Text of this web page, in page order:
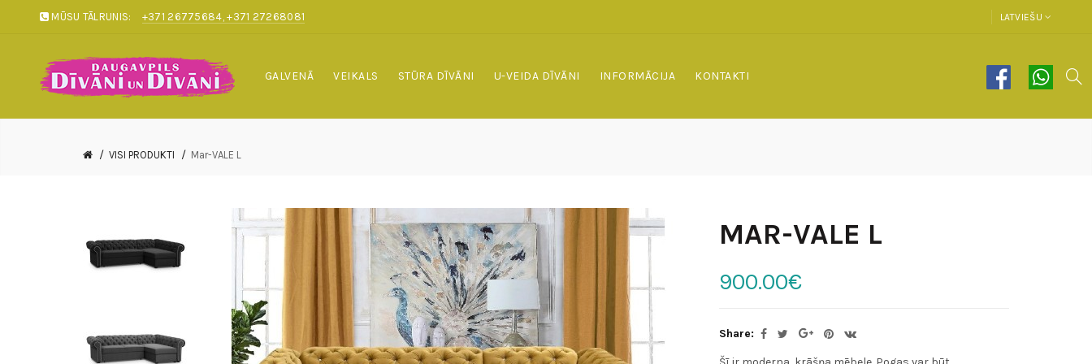
MŪSU TĀLRUNIS: +371 26775684, +371 27268081 LATVIEŠU
GALVENĀ VEIKALS STŪRA DĪVĀNI U-VEIDA DĪVĀNI INFORMĀCIJA KONTAKTI
VISI PRODUKTI Mar-VALE L
MAR-VALE L
900.00€
Share: